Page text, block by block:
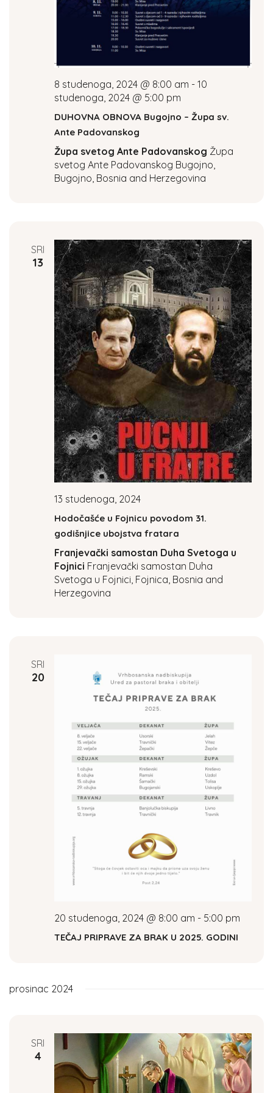
n
8 studenoga, 2024 @ 8:00 am - 10
studenoga, 2024 @ 5:00 pm
DUHOVNA OBNOVA Bugojno – Župa sv.
Ante Padovanskog
Župa svetog Ante Padovanskog Župa
svetog Ante Padovanskog Bugojno,
Bugojno, Bosnia and Herzegovina
SRI
13
13 studenoga, 2024
Hodočašće u Fojnicu povodom 31.
godišnjice ubojstva fratara
Franjevački samostan Duha Svetoga u
Fojnici Franjevački samostan Duha
Svetoga u Fojnici, Fojnica, Bosnia and
Herzegovina
SRI
20
20 studenoga, 2024 @ 8:00 am - 5:00 pm
TEČAJ PRIPRAVE ZA BRAK U 2025. GODINI
prosinac 2024
SRI
4